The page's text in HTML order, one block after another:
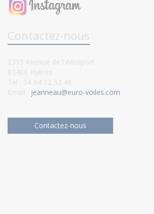
Contactez-nous
2315 Avenue de l'Aéroport
83400 Hyères
Tel : 04 94 12 52 48
Email :
jeanneau@euro-voiles.com
Contactez-nous